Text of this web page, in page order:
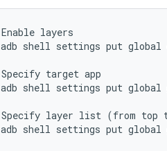
Enable layers
adb shell settings put global
Specify target app
adb shell settings put global
Specify layer list (from top
adb shell settings put global